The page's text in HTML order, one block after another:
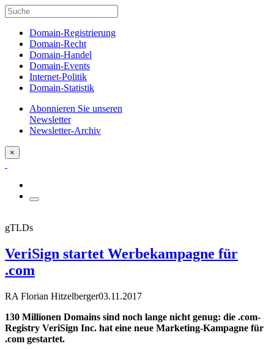
Domain-Registrierung
Domain-Recht
Domain-Handel
Domain-Events
Internet-Politik
Domain-Statistik
Abonnieren Sie unseren
Newsletter
Newsletter-Archiv
×
gTLDs
VeriSign startet Werbekampagne für
.com
RA Florian Hitzelberger03.11.2017
130 Millionen Domains sind noch lange nicht genug: die .com-
Registry VeriSign Inc. hat eine neue Marketing-Kampagne für
.com gestartet.